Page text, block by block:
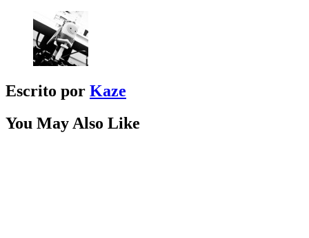
Escrito por Kaze
You May Also Like